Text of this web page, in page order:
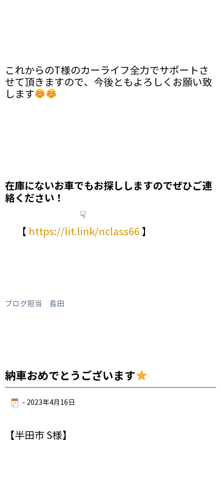
これからのT様のカーライフ全力でサポートさ
せて頂きますので、今後ともよろしくお願い致
します
在庫にないお車でもお探ししますのでぜひご連
絡ください！
☟
【 https://lit.link/nclass66 】
ブログ担当 長田
納車おめでとうございます
- 2023年4月16日
【半田市 S様】